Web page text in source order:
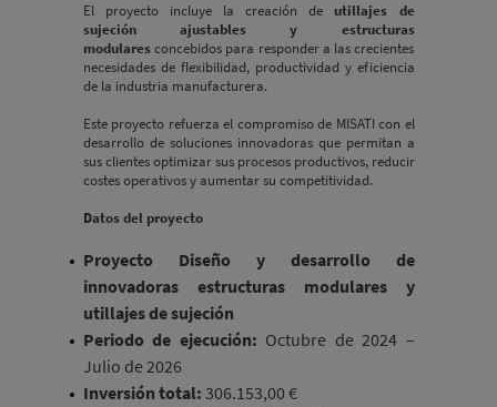
El proyecto incluye la creación de utillajes de
sujeción ajustables y estructuras
modularesconcebidos para responder a las crecientes
necesidades de flexibilidad, productividad y eficiencia
de la industria manufacturera.
Este proyecto refuerza el compromiso de MISATI con el
desarrollo de soluciones innovadoras que permitan a
sus clientes optimizar sus procesos productivos, reducir
costes operativos y aumentar su competitividad.
Datos del proyecto
Proyecto Diseño y desarrollo de
innovadoras estructuras modulares y
utillajes de sujeción
Periodo de ejecución: Octubre de 2024 –
Julio de 2026
Inversión total: 306.153,00 €